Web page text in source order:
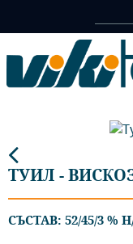
ТУИЛ -
СЪСТАВ: 52/45/3